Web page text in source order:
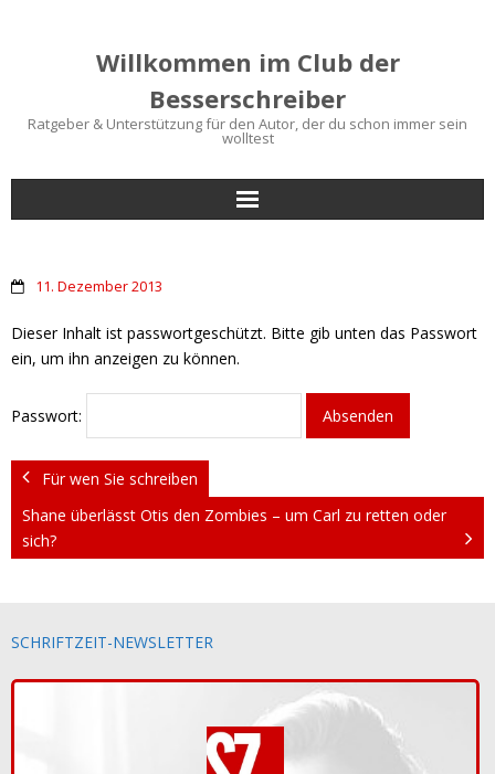
Willkommen im Club der
Besserschreiber
Ratgeber & Unterstützung für den Autor, der du schon immer sein
wolltest
Schreibtipps
Service
Blog
Waldscheidt
Newsletter
Shop
11. Dezember 2013
Dieser Inhalt ist passwortgeschützt. Bitte gib unten das Passwort
ein, um ihn anzeigen zu können.
Passwort:
Für wen Sie schreiben
Shane überlässt Otis den Zombies – um Carl zu retten oder
sich?
SCHRIFTZEIT-NEWSLETTER